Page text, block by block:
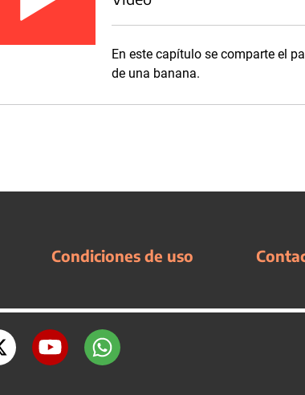
En este capítulo se comparte el
de una banana.
Condiciones de uso